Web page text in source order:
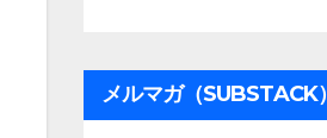
メルマガ（SUBSTACK）